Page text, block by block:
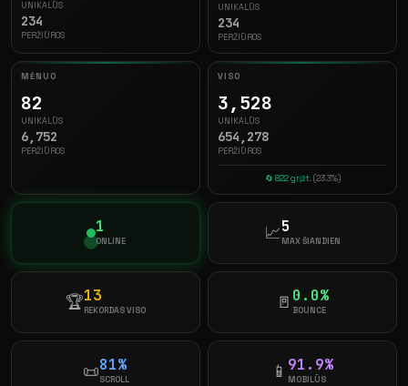
UNIKALŪS
234
PERŽIŪROS
UNIKALŪS
234
PERŽIŪROS
MĖNUO
82
UNIKALŪS
6,752
PERŽIŪROS
VISO
3,528
UNIKALŪS
654,278
PERŽIŪROS
🔄 822 grįžt.(23.3%)
1
ONLINE 📈5
MAX ŠIANDIEN
🏆13
REKORDAS VISO 🚪 0.0%
BOUNCE
📜81%
SCROLL 📱 91.9%
MOBILŪS